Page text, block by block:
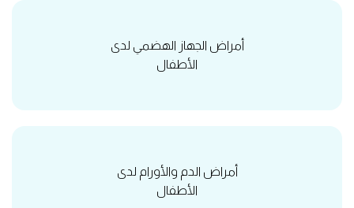
أمراض الجهاز الهضمي لدى
الأطفال
أمراض الدم والأورام لدى
الأطفال